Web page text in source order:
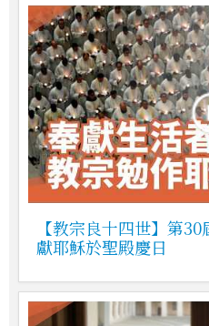
【教宗良十四世】第
獻耶穌於聖殿慶日